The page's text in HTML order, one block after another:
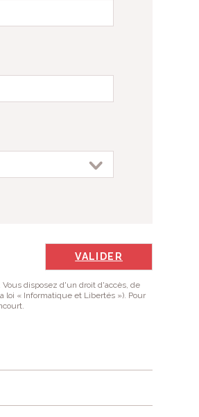
disposez d'un droit d'accès, de
loi « Informatique et Libertés »). Pour